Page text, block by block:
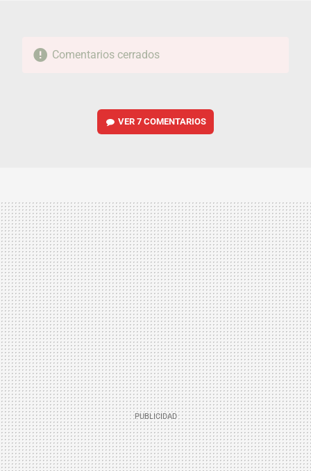
Comentarios cerrados
VER7 COMENTARIOS